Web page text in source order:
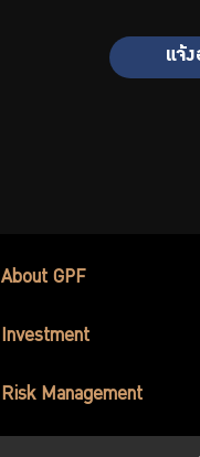
แจ้
About GPF
Investment
Risk Management